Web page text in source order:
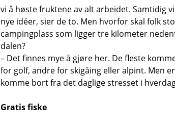
vi å høste fruktene av alt arbeidet. Samtidig
nye idéer, sier de to. Men hvorfor skal folk
campingplass som ligger tre kilometer
dalen?
– Det finnes mye å gjøre her. De fleste
for golf, andre for skigåing eller alpint. Men
komme bort fra det daglige stresset i
Gratis fiske